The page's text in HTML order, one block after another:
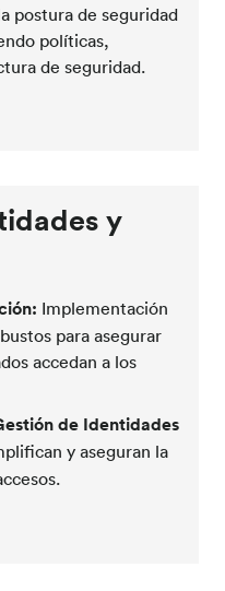
postura de seguridad
políticas,
de seguridad.
y
Implementación
para asegurar
accedan a los
de Identidades
y aseguran la